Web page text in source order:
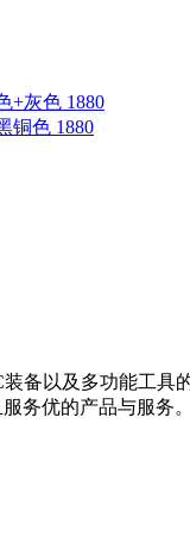
+灰色 1880
铜色 1880
备以及多功能工
务优的产品与服务。